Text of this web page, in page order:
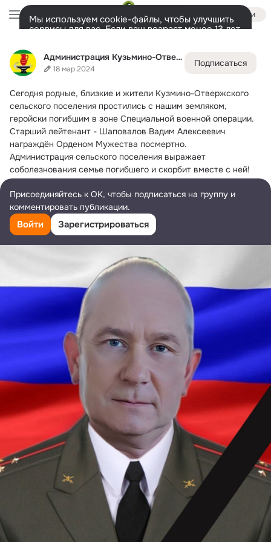
Администрация Кузьмино-Отвержского поселения
18 мар 2024
Подписаться
Сегодня родные, близкие и жители Кузмино-Отвержского
сельского поселения простились с нашим земляком,
геройски погибшим в зоне Специальной военной операции.
Старший лейтенант - Шаповалов Вадим Алексеевич
награждён Орденом Мужества посмертно.
Администрация сельского поселения выражает
соболезнования семье погибшего и скорбит вместе с ней!
Вечная и Светлая Память Герою.
Войти
Мы используем cookie-файлы, чтобы улучшить
сервисы для вас. Если ваш возраст менее 13 лет,
представитель.
Разрешить все Настроить
Лента Участники 344 Темы Ещё
Дополнительная
колонка
Всё751 Обсуждаемые
Присоединяйтесь к ОК, чтобы подписаться на группу и
комментировать публикации.
Войти Зарегистрироваться